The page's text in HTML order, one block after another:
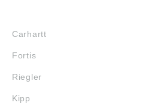
Carhartt
Fortis
Riegler
Kipp